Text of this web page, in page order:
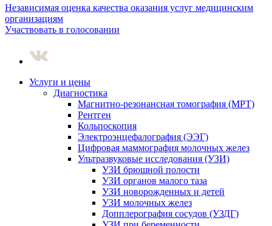
Независимая оценка качества оказания услуг медицинским
организациям
Участвовать в голосовании
Услуги и цены
Диагностика
Магнитно-резонансная томография (МРТ)
Рентген
Кольпоскопия
Электроэнцефалография (ЭЭГ)
Цифровая маммография молочных желез
Ультразвуковые исследования (УЗИ)
УЗИ брюшной полости
УЗИ органов малого таза
УЗИ новорожденных и детей
УЗИ молочных желез
Допплерография сосудов (УЗДГ)